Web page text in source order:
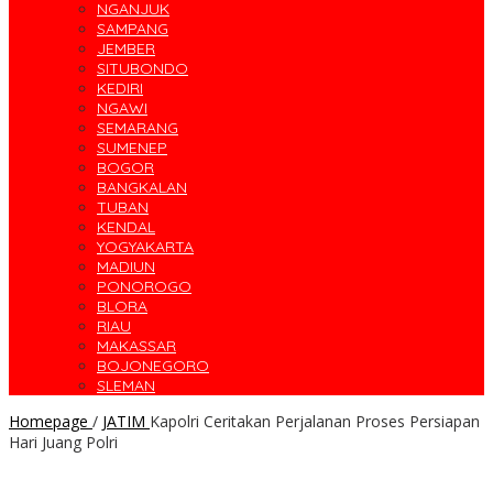
NGANJUK
SAMPANG
JEMBER
SITUBONDO
KEDIRI
NGAWI
SEMARANG
SUMENEP
BOGOR
BANGKALAN
TUBAN
KENDAL
YOGYAKARTA
MADIUN
PONOROGO
BLORA
RIAU
MAKASSAR
BOJONEGORO
SLEMAN
Homepage / JATIM Kapolri Ceritakan Perjalanan Proses Persiapan
Hari Juang Polri